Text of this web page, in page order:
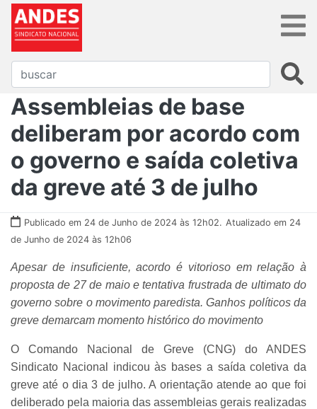
Assembleias de base
deliberam por acordo com
o governo e saída coletiva
da greve até 3 de julho
Publicado em 24 de Junho de 2024 às 12h02. Atualizado em 24
de Junho de 2024 às 12h06
Apesar de insuficiente, acordo é vitorioso em relação à
proposta de 27 de maio e tentativa frustrada de ultimato do
governo sobre o movimento paredista. Ganhos políticos da
greve demarcam momento histórico do movimento
O Comando Nacional de Greve (CNG) do ANDES
Sindicato Nacional indicou às bases a saída coletiva da
greve até o dia 3 de julho. A orientação atende ao que foi
deliberado pela maioria das assembleias gerais realizadas